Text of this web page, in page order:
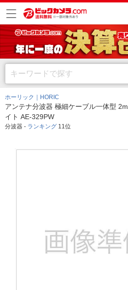
ホーリック｜HORIC
アンテナ分波器 極細ケーブル一体型
イト AE-329PW
分波器 - ランキング 11位